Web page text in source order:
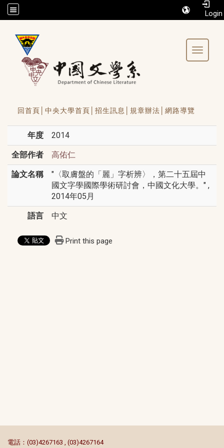
/accesskey"" title="Toolbar">:::
Toggle
回首頁│ 中央大學首頁│ 招生訊息│ 規章辦法│ 網路導覽
年度 2014
全部作者 高佑仁
論文名稱
"〈取膚盤的「麗」字析辨〉，第二十五屆中
國文字學國際學術研討會，中國文化大學。" ,
2014年05月
語言 中文
Print this page
電話：(03)4267163 , (03)4267164